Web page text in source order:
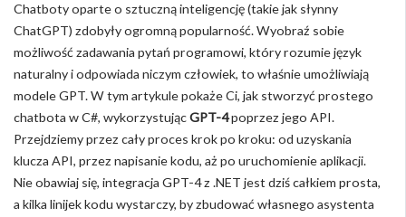
Chatboty oparte o sztuczną inteligencję (takie jak słynny
ChatGPT) zdobyły ogromną popularność. Wyobraź sobie
możliwość zadawania pytań programowi, który rozumie język
naturalny i odpowiada niczym człowiek, to właśnie umożliwiają
modele GPT. W tym artykule pokaże Ci, jak stworzyć prostego
chatbota w C#, wykorzystującGPT-4poprzez jego API.
Przejdziemy przez cały proces krok po kroku: od uzyskania
klucza API, przez napisanie kodu, aż po uruchomienie aplikacji.
Nie obawiaj się, integracja GPT-4 z .NET jest dziś całkiem prosta,
a kilka linijek kodu wystarczy, by zbudować własnego asystenta